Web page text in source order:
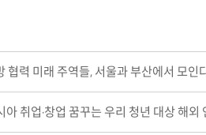
협력 미래 주역들, 서울과 부산에서 모인
아 취업·창업 꿈꾸는 우리 청년 대상 해외